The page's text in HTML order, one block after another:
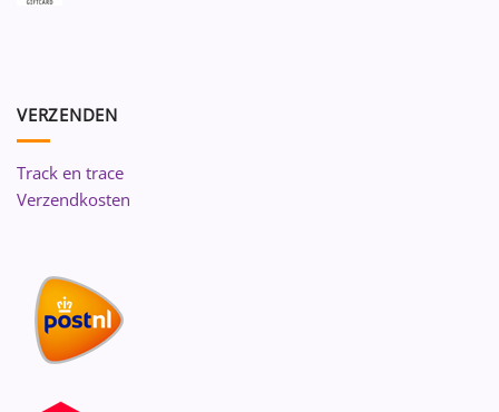
VERZENDEN
Track en trace
Verzendkosten